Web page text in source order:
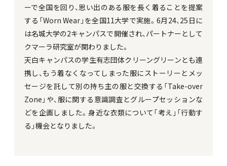
ーで全国を回り、思い出のある服を長く着ることを提案
する「Worn Wear」を全国11大学で実施。6月24、25日に
は名城大学の2キャンパスで開催され、パートナーとして
クマーラ研究室が関わりました。
天白キャンパスの学生有志団体クリーングリーンとも連
携し、もう着なくなってしまった服にストーリーとメッ
セージを託して別の持ち主の服と交換する「Take-over
Zone」や、服に関する意識調査とグループセッションな
どを企画しました。身近な衣類について「考え」「行動す
る」機会となりました。